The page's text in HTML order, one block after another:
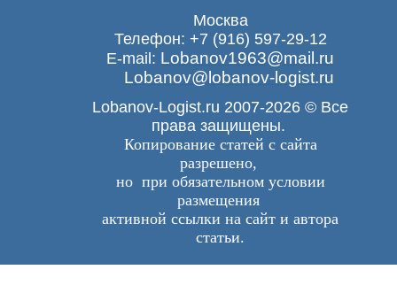
Москва
Телефон: +7 (916) 597-29-12
E-mail: Lobanov1963@mail.ru
Lobanov@lobanov-logist.ru
Lobanov-Logist.ru 2007-2026 © Все
права защищены.
Копирование статей с сайта
разрешено,
но при обязательном условии
размещения
активной ссылки на сайт и автора
статьи.